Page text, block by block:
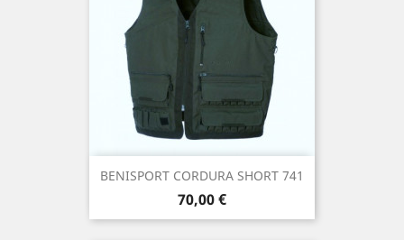
BENISPORT CORDURA SHORT 741
Precio
70,00 €